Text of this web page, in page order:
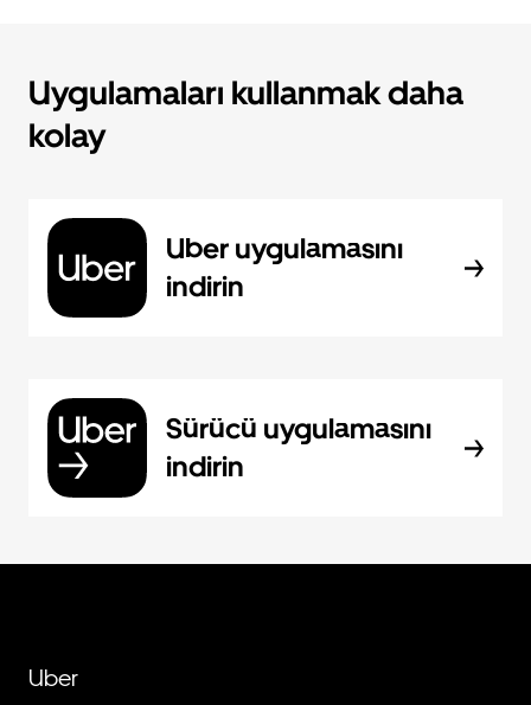
Uygulamaları kullanmak daha
kolay
Uber uygulamasını
indirin
Sürücü uygulamasını
indirin
Uber